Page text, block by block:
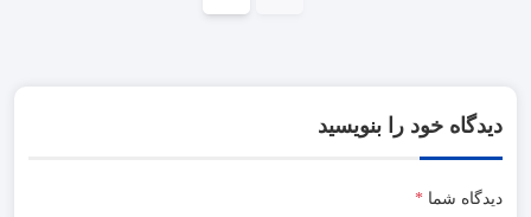
دیدگاه خود را بنویسید
دیدگاه شما *